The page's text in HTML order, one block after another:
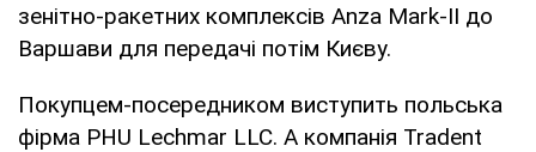
зенітно-ракетних комплексів Anza Mark-II до
Варшави для передачі потім Києву.
Покупцем-посередником виступить польська
фірма PHU Lechmar LLC. А компанія Tradent